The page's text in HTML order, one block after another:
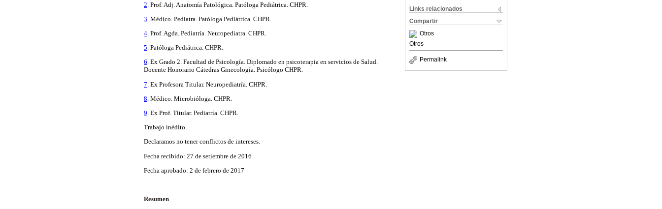
Links relacionados
Compartir
Otros
Otros
Permalink
2 . Prof. Adj. Anatomía Patológica. Patóloga Pediátrica. CHPR.
3 . Médico. Pediatra. Patóloga Pediátrica. CHPR.
4. Prof. Agda. Pediatría. Neuropediatra. CHPR.
5. Patóloga Pediátrica. CHPR.
6. Ex Grado 2. Facultad de Psicología. Diplomado en psicoterapia en servicios de Salud.
Docente Honorario Cátedras Ginecología. Psicólogo CHPR.
7 . Ex Profesora Titular. Neuropediatría . CHPR.
8 . Médico. Microbióloga. CHPR.
9. Ex Prof. Titular. Pediatría. CHPR.
Trabajo inédito.
Declaramos no tener conflictos de intereses.
Fecha recibido: 27 de setiembre de 2016
Fecha aprobado: 2 de febrero de 2017
Resumen